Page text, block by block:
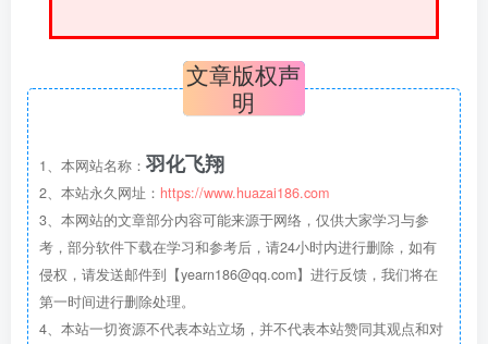
文章版权声
明
1、本网站名称： 羽化飞翔
2、本站永久网址： https://www.huazai186.com
3、本网站的文章部分内容可能来源于网络，仅供大家学习与参
考，部分软件下载在学习和参考后，请24小时内进行删除，如有
侵权，请发送邮件到【yearn186@qq.com】进行反馈，我们将在
第一时间进行删除处理。
4、本站一切资源不代表本站立场，并不代表本站赞同其观点和对